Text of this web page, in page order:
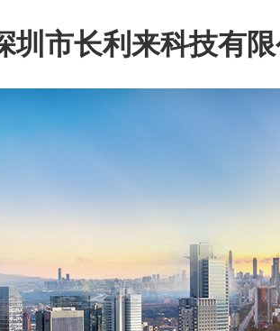
圳市长利来科技有